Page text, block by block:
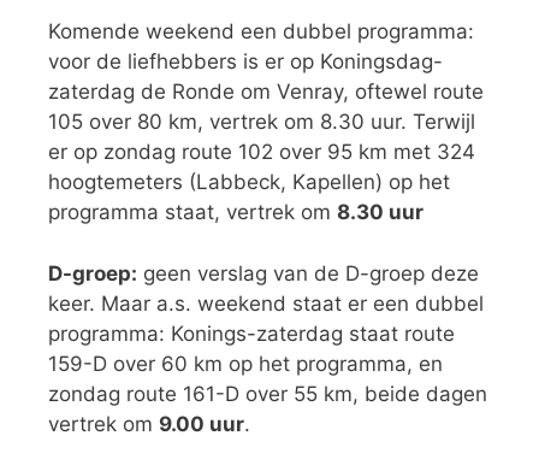
Komende weekend een dubbel programma:
voor de liefhebbers is er op Koningsdag-
zaterdag de Ronde om Venray, oftewel route
105 over 80 km, vertrek om 8.30 uur. Terwijl
er op zondag route 102 over 95 km met 324
hoogtemeters (Labbeck, Kapellen) op het
programma staat, vertrek om 8.30 uur
D-groep: geen verslag van de D-groep deze
keer. Maar a.s. weekend staat er een dubbel
programma: Konings-zaterdag staat route
159-D over 60 km op het programma, en
zondag route 161-D over 55 km, beide dagen
vertrek om 9.00 uur.